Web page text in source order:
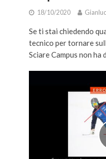
18/10/2020
Se ti stai chiedendo
tecnico per tornare
Sciare Campus non ha